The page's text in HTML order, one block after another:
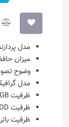
مدل
میزان
وضوح
مدل
ظرفیت SSD :
ظرفیت HDD :
ظرفیت